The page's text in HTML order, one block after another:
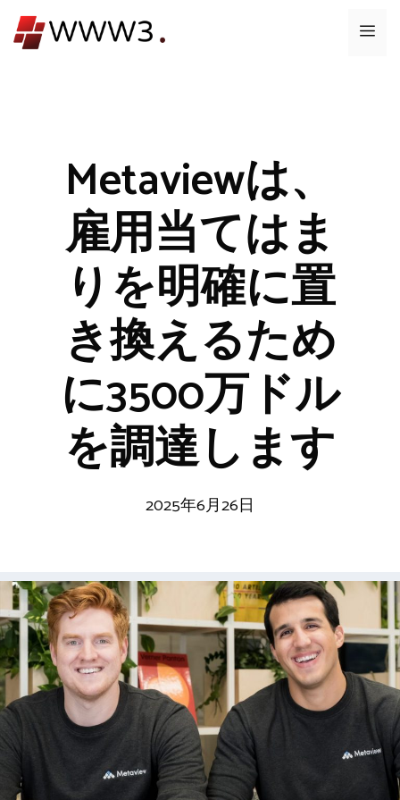
ン
メ
Metaviewは、
雇用当てはま
りを明確に置
き換えるため
に3500万ドル
を調達します
2025年6月26日